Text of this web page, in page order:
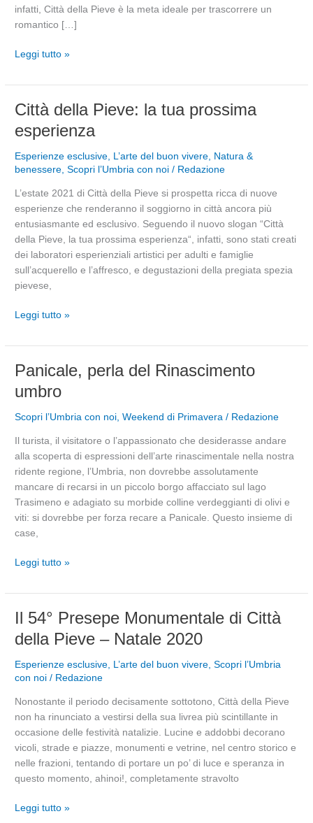
infatti, Città della Pieve è la meta ideale per trascorrere un
romantico […]
Leggi tutto »
Città della Pieve: la tua prossima
esperienza
Esperienze esclusive, L’arte del buon vivere, Natura &
benessere,Scopri l’Umbria con noi / Redazione
L’estate 2021 di Città della Pieve si prospetta ricca di nuove
esperienze che renderanno il soggiorno in città ancora più
entusiasmante ed esclusivo. Seguendo il nuovo slogan “Città
della Pieve, la tua prossima esperienza“, infatti, sono stati creati
dei laboratori esperienziali artistici per adulti e famiglie
sull’acquerello e l’affresco, e degustazioni della pregiata spezia
pievese,
Città
Pieve:
la
tua
esperienza
Leggi tutto »
Panicale, perla del Rinascimento
umbro
Scopri l’Umbria con noi,Weekend di Primavera / Redazione
Il turista, il visitatore o l’appassionato che desiderasse andare
alla scoperta di espressioni dell’arte rinascimentale nella nostra
ridente regione, l’Umbria, non dovrebbe assolutamente
mancare di recarsi in un piccolo borgo affacciato sul lago
Trasimeno e adagiato su morbide colline verdeggianti di olivi e
viti: si dovrebbe per forza recare a Panicale. Questo insieme di
case,
Panicale,
del
Rinascimento
Leggi tutto »
Il 54° Presepe Monumentale di Città
della Pieve – Natale 2020
Esperienze esclusive, L’arte del buon vivere,Scopri l’Umbria
con noi / Redazione
Nonostante il periodo decisamente sottotono, Città della Pieve
non ha rinunciato a vestirsi della sua livrea più scintillante in
occasione delle festività natalizie. Lucine e addobbi decorano
vicoli, strade e piazze, monumenti e vetrine, nel centro storico e
nelle frazioni, tentando di portare un po’ di luce e speranza in
questo momento, ahinoi!, completamente stravolto
Il
Presepe
Monumentale
di
della
Pieve
–
Natale
2020
Leggi tutto »